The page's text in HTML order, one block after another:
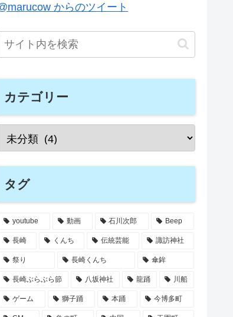
からのツイート
カテゴリー
タグ
youtube 動画 石川次郎 Beep
長崎 くんち 伝統芸能 諏訪神社
祭り 長崎くんち 傘鉾
長崎ぶらぶら節 八坂神社 龍踊 川船
ゲーム 獅子踊 本踊 今博多町